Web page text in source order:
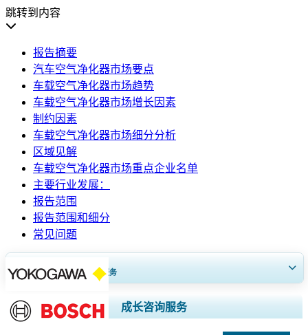
跳转到内容
报告摘要
汽车空气净化器市场要点
车载空气净化器市场趋势
车载空气净化器市场增长因素
制约因素
车载空气净化器市场细分分析
区域见解
车载空气净化器市场重点企业名单
主要行业发展：
报告范围
报告范围和细分
常见问题
获得30至60小时免费定制服务
扩大区域和国家覆盖范围， 细分市场分析， 公司简介， 竞争基准分析，
以及最终用户洞察。
成长咨询服务